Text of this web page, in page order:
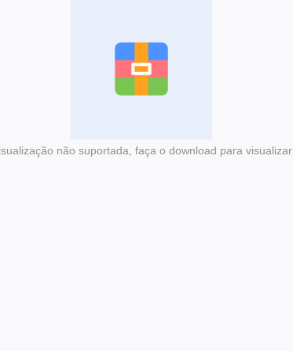
não suportada, faça o download para visualizar